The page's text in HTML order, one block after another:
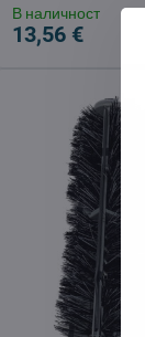
В наличност
13,56 €